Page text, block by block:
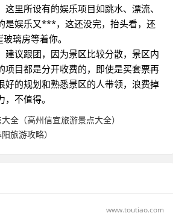
里所设有的娱乐项目如跳水、漂流、
是娱乐又***，这还没完，抬头看，还
璃房等着你。
建议跟团，因为景区比较分散，景区内
项目都是分开收费的，即使是买套票再
好的规划和熟悉景区的人带领，浪费掉
不值得。
全（高州信宜旅游景点大全）
旅游攻略）
www.toutiao.com